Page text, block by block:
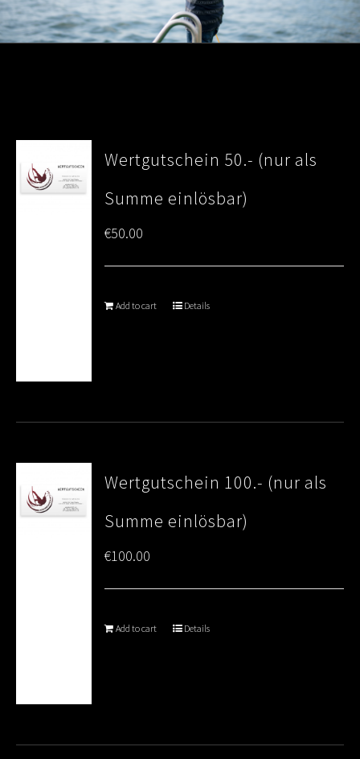
Wertgutschein 50.- (nur als
Summe einlösbar)
€50.00
Add to cart Details
Wertgutschein 100.- (nur als
Summe einlösbar)
€100.00
Add to cart Details